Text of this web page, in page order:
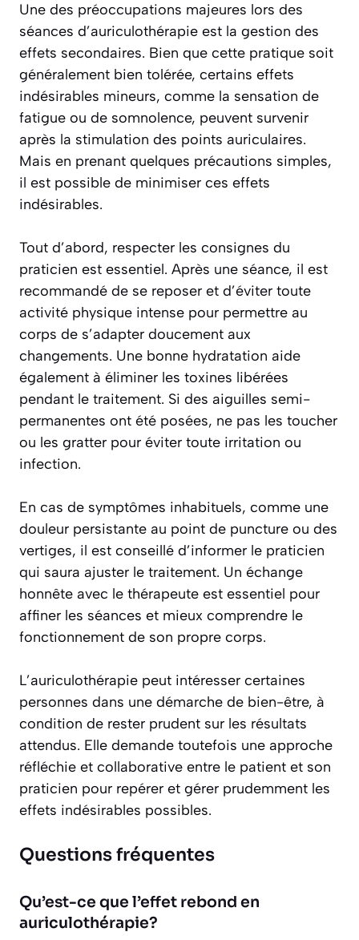
Une des préoccupations majeures lors des
séances d’auriculothérapie est la gestion des
effets secondaires. Bien que cette pratique soit
généralement bien tolérée, certains effets
indésirables mineurs, comme la sensation de
fatigue ou de somnolence, peuvent survenir
après la stimulation des points auriculaires.
Mais en prenant quelques précautions simples,
il est possible de minimiser ces effets
indésirables.
Tout d’abord, respecter les consignes du
praticien est essentiel. Après une séance, il est
recommandé de se reposer et d’éviter toute
activité physique intense pour permettre au
corps de s’adapter doucement aux
changements. Une bonne hydratation aide
également à éliminer les toxines libérées
pendant le traitement. Si des aiguilles semi-
permanentes ont été posées, ne pas les toucher
ou les gratter pour éviter toute irritation ou
infection.
En cas de symptômes inhabituels, comme une
douleur persistante au point de puncture ou des
vertiges, il est conseillé d’informer le praticien
qui saura ajuster le traitement. Un échange
honnête avec le thérapeute est essentiel pour
affiner les séances et mieux comprendre le
fonctionnement de son propre corps.
L’auriculothérapie peut intéresser certaines
personnes dans une démarche de bien-être, à
condition de rester prudent sur les résultats
attendus. Elle demande toutefois une approche
réfléchie et collaborative entre le patient et son
praticien pour repérer et gérer prudemment les
effets indésirables possibles.
Questions fréquentes
Qu’est-ce que l’effet rebond en
auriculothérapie?